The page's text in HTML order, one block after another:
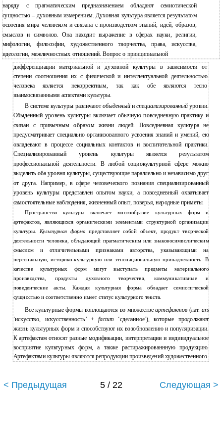
наряду с прагматическим предназначением обладают семиотической
сущностью – духовным измерением. Духовная культура является результатом
освоения мира человеком и связана с производством знаний, идей, образов,
смыслов и символов. Она находит выражение в сферах науки, религии,
мифологии, философии, художественного творчества, права, искусства,
идеологии, межличностных отношений. Вопрос о принципиальной
дифференциации материальной и духовной культуры в зависимости от
степени соотношения их с физической и интеллектуальной деятельностью
человека является некорректным, так как обе являются тесно
взаимосвязанными аспектами культуры.
В системе культуры различают обыденный испециализированныйуровни.
Обыденный уровень культуры включает обычную повседневную практику и
связан с привычным образом жизни людей. Повседневная культура не
предусматривает специально организованного усвоения знаний и умений, ею
овладевают в процессе социальных контактов и воспитательной практики.
Специализированный уровень культуры является результатом
профессиональной деятельности. В любой социокультурной сфере можно
выделить оба уровня культуры, существующие параллельно и независимо друг
от друга. Например, в сфере человеческого познания специализированный
уровень культуры представлен опытом науки, а повседневный охватывает
самостоятельные наблюдения, жизненный опыт, поверья, народные приметы.
Пространство культуры включает многообразие культурных форм и
артефактов, являющихся органическими элементами структурной организации
культуры. Культурная формапредставляет собой объект, продукт творческой
деятельности человека, обладающий прагматическим или знаковосимволическим
смыслом и отличительными признаками авторства, указывающими на
персональную, историко-культурную или этнонациональную принадлежность. В
качестве культурных форм могут выступать предметы материального
производства, продукты духовного творчества, коммуникативные и
поведенческие акты. Каждая культурная форма обладает семиотической
сущностью и соответственно имеет статус культурного текста.
Все культурные формы воплощаются во множествеартефактов (лат. ars
‘искусство, искусственность’ +factum ‘сделанное’), которые продолжают
жизнь культурных форм и способствуют их возобновлению и популяризации.
К артефактам относят разные модификации, интерпретации и индивидуальное
восприятие культурных форм, а также растиражированнную продукцию.
Артефактами культуры являются репродукции произведений художественного
< Предыдущая 5 / 22 Следующая >